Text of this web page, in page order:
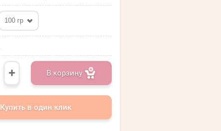
100 гр
+ В корзину
Купить в один клик